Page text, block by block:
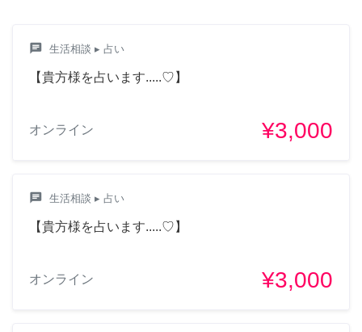
chat 生活相談 ▸ 占い
【貴方様を占います.....♡】
オンライン ¥3,000
chat 生活相談 ▸ 占い
【貴方様を占います.....♡】
オンライン ¥3,000